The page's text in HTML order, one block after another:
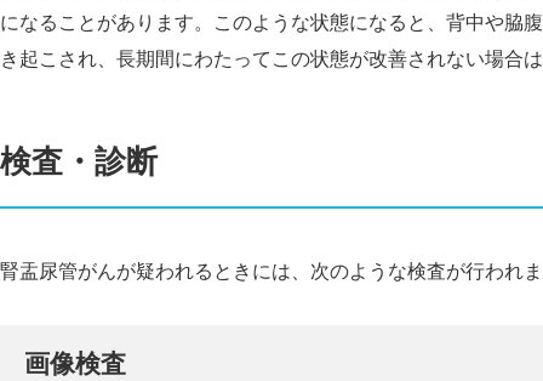
になることがあります。このような状態になると、背中や脇
き起こされ、長期間にわたってこの状態が改善されない場合
検査・診断
腎盂尿管がんが疑われるときには、次のような検査が行われ
画像検査